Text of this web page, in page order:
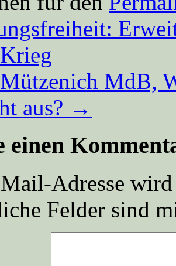
MdB,
aus? →
einen
Adresse
Felder sind